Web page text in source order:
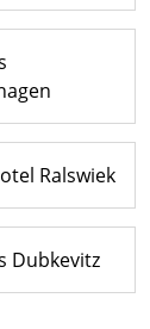
Ralswiek
Dubkevitz